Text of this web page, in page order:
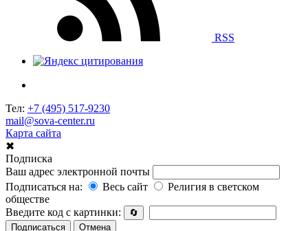
RSS
Тел: +7 (495) 517-9230
mail@sova-center.ru
Карта сайта
✖
Подписка
Ваш адрес электронной почты
Подписаться на:
Весь сайт
Религия в светском
обществе
Введите код с картинки:
🔄
Подписаться
Отмена